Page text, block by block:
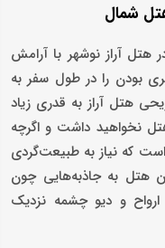
شمال
آراز نوشهر با آرامش
بودن را در طول سفر به
هتل آراز به قدری زیاد
نخواهید داشت و اگرچه
که نیاز به طبیعت‌گردی
هتل به جاذبه‌هایی چون
و دیو چشمه نزدیک